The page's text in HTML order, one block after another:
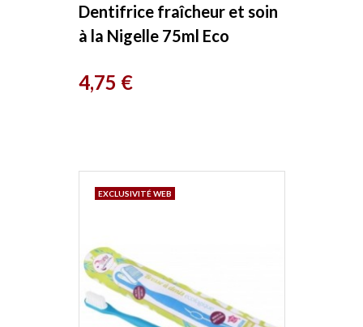
Dentifrice fraîcheur et soin
à la Nigelle 75ml Eco
Prix
4,75 €
EXCLUSIVITÉ WEB